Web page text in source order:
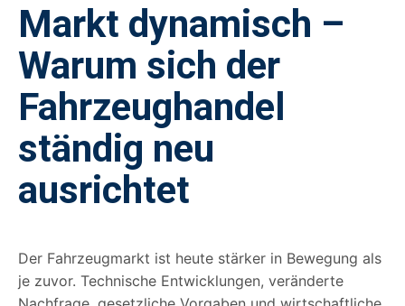
Markt dynamisch –
Warum sich der
Fahrzeughandel
ständig neu
ausrichtet
Der Fahrzeugmarkt ist heute stärker in Bewegung als
je zuvor. Technische Entwicklungen, veränderte